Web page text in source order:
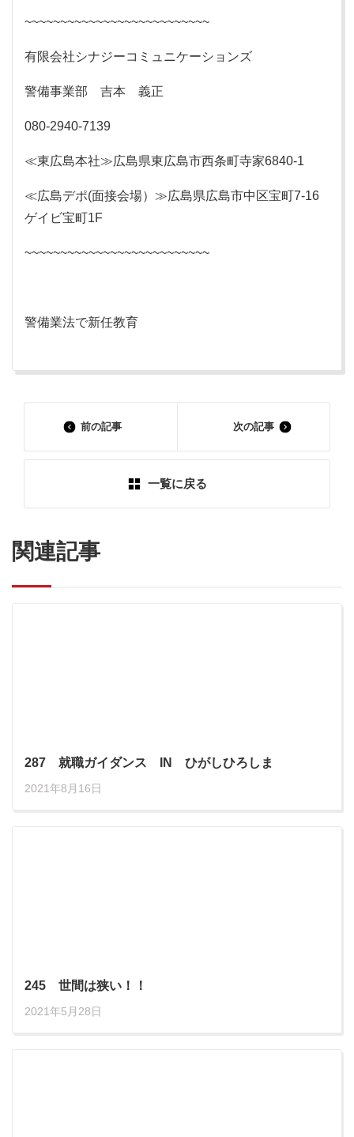
~~~~~~~~~~~~~~~~~~~~~~~~~~
有限会社シナジーコミュニケーションズ
警備事業部 吉本 義正
080-2940-7139
≪東広島本社≫広島県東広島市西条町寺家6840-1
≪広島デポ(面接会場）≫広島県広島市中区宝町7-16
ゲイビ宝町1F
~~~~~~~~~~~~~~~~~~~~~~~~~~
警備業法で新任教育
前の記事
一覧に戻る
次の記事
関連記事
287 就職ガイダンス IN ひがしひろしま
2021年8月16日
245 世間は狭い！！
2021年5月28日